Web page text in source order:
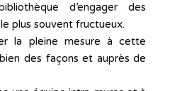
d’engager des
plus souvent fructueux.
la pleine mesure à cette
des façons et auprès de